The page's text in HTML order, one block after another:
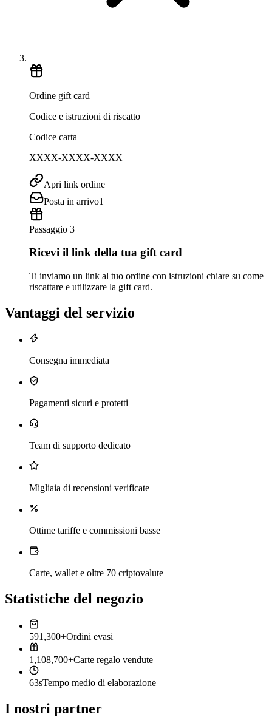
Ordine gift card
Codice e istruzioni di riscatto
Codice carta
XXXX-XXXX-XXXX
Apri link ordine
Posta in arrivo1
Passaggio 3
Ricevi il link della tua gift card
Ti inviamo un link al tuo ordine con istruzioni chiare su come
riscattare e utilizzare la gift card.
Vantaggi del servizio
Consegna immediata
Pagamenti sicuri e protetti
Team di supporto dedicato
Migliaia di recensioni verificate
Ottime tariffe e commissioni basse
Carte, wallet e oltre 70 criptovalute
Statistiche del negozio
591,300+Ordini evasi
1,108,700+Carte regalo vendute
63sTempo medio di elaborazione
I nostri partner